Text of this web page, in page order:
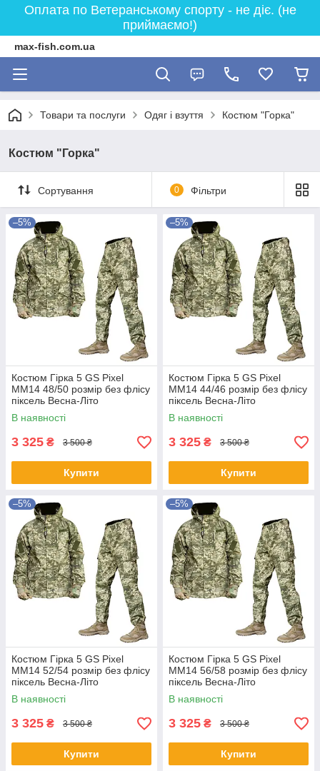
Оплата по Ветеранському спорту - не діє. (не
приймаємо!)
max-fish.com.ua
Товари та послуги Одяг і взуття Костюм "Горка"
Костюм "Горка"
Сортування 0 Фільтри
–5%
Костюм Гірка 5 GS Pixel
ММ14 48/50 розмір без флісу
піксель Весна-Літо
В наявності
3 325 ₴ 3 500 ₴
Купити
–5%
Костюм Гірка 5 GS Pixel
ММ14 44/46 розмір без флісу
піксель Весна-Літо
В наявності
3 325 ₴ 3 500 ₴
Купити
–5%
Костюм Гірка 5 GS Pixel
ММ14 52/54 розмір без флісу
піксель Весна-Літо
В наявності
3 325 ₴ 3 500 ₴
Купити
–5%
Костюм Гірка 5 GS Pixel
ММ14 56/58 розмір без флісу
піксель Весна-Літо
В наявності
3 325 ₴ 3 500 ₴
Купити